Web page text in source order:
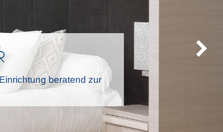
beratend zur